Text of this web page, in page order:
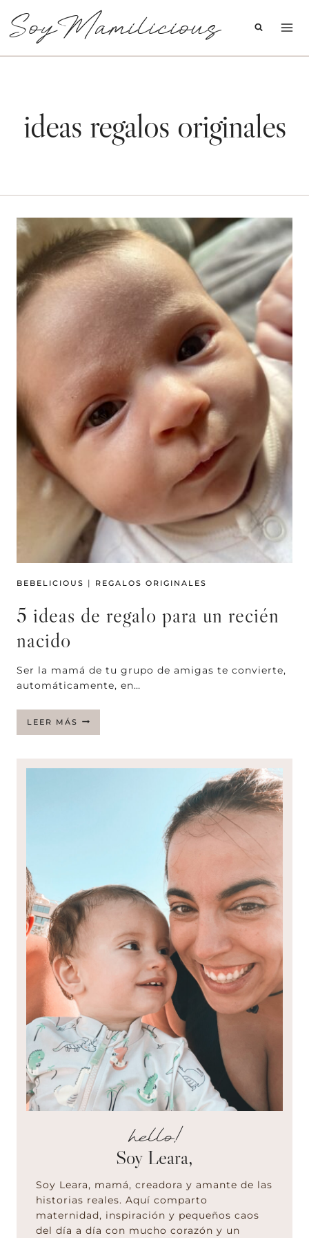
contenido
SoyMamilicious
ideas regalos originales
BEBELICIOUS | REGALOS ORIGINALES
5 ideas de regalo para un recién
nacido
Ser la mamá de tu grupo de amigas te convierte,
automáticamente, en…
LEER MÁS 5
IDEAS
REGALO
PARA
hello!
Soy Leara,
Soy Leara, mamá, creadora y amante de las
historias reales. Aquí comparto
maternidad, inspiración y pequeños caos
del día a día con mucho corazón y un